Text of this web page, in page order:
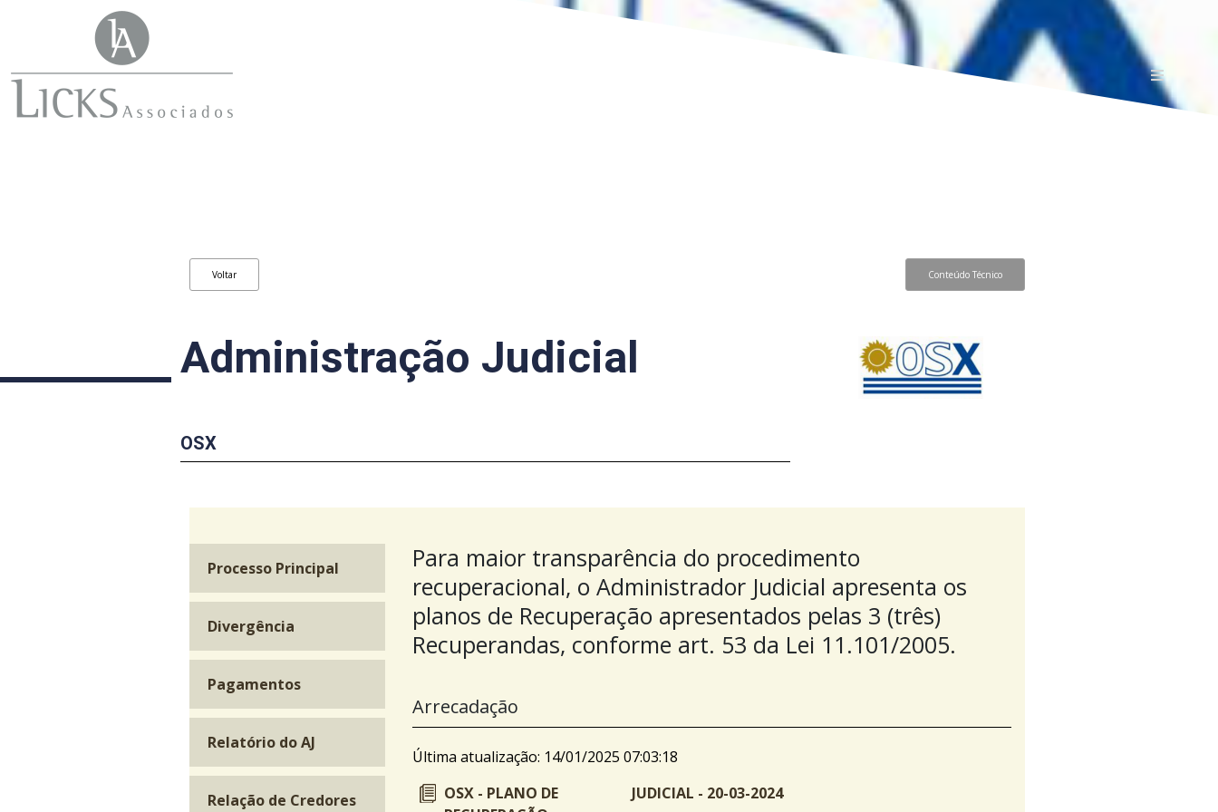
Voltar Conteúdo Técnico
Administração Judicial
OSX
Processo Principal
Divergência
Pagamentos
Relatório do AJ
Relação de Credores
Para maior transparência do procedimento
recuperacional, o Administrador Judicial apresenta os
planos de Recuperação apresentados pelas 3 (três)
Recuperandas, conforme art. 53 da Lei 11.101/2005.
Arrecadação
Última atualização: 14/01/2025 07:03:18
OSX - PLANO DE
JUDICIAL - 20-03-2024